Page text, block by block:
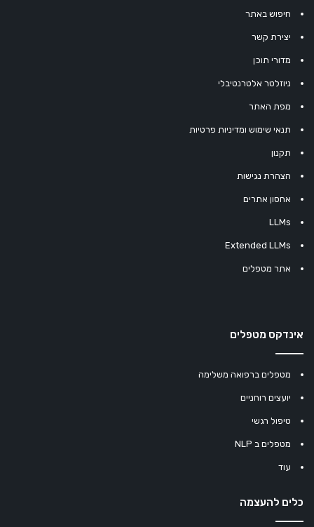
חיפוש באתר
יצירת קשר
מדורי תוכן
ניוזלטר אלטרנטיבלי
מפת האתר
תנאי שימוש ומדיניות פרטיות
תקנון
הצהרת נגישות
אחסון אתרים
LLMs
Extended LLMs
אתר מטפלים
אינדקס מטפלים
מטפלים ברפואה משלימה
יועצים רוחניים
טיפול רגשי
מטפלים ב NLP
עוד
כלים להעצמה